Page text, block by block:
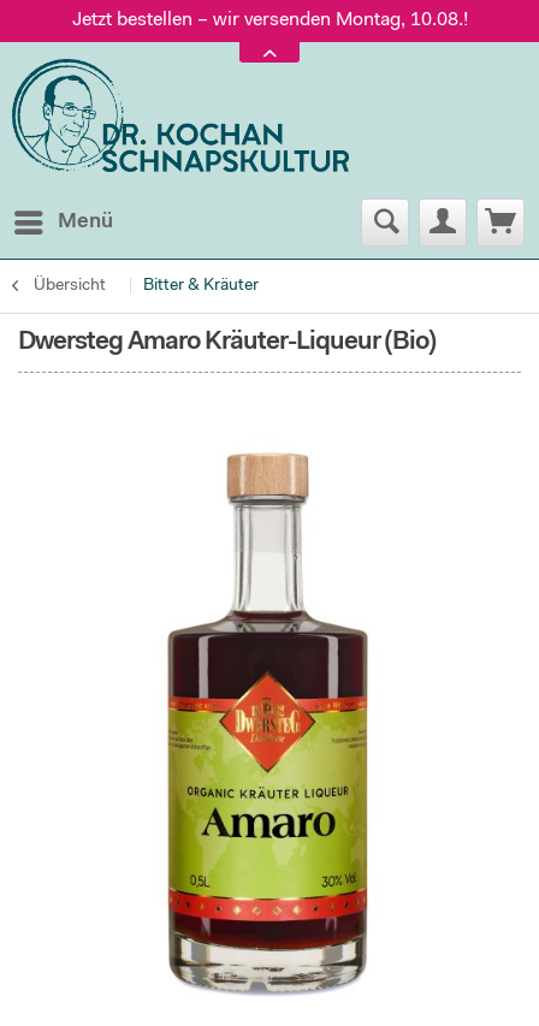
Jetzt bestellen – wir versenden Montag, 10.08.!
Versand nur 5,60 €, gratis ab 95 € Warenwert
Jetzt bestellen – wir versenden Montag, 10.08.!
Menü
Übersicht Bitter & Kräuter
Dwersteg Amaro Kräuter-Liqueur (Bio)